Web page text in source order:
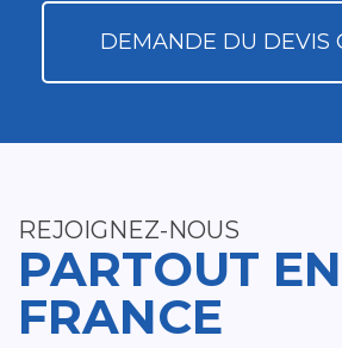
DEMANDE DU DEVIS
REJOIGNEZ-NOUS
PARTOUT EN
FRANCE